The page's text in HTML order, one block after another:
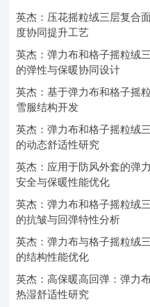
英杰：压花摇粒绒三层复合
度协同提升工艺
英杰：弹力布和格子摇粒绒
的弹性与保暖协同设计
英杰：基于弹力布和格子摇
雪服结构开发
英杰：弹力布和格子摇粒绒
的动态舒适性研究
英杰：应用于防风外套的弹
安全与保暖性能优化
英杰：弹力布和格子摇粒绒
的抗皱与回弹特性分析
英杰：弹力布与格子摇粒绒
的结构性能优化
英杰：高保暖高回弹：弹力
热湿舒适性研究